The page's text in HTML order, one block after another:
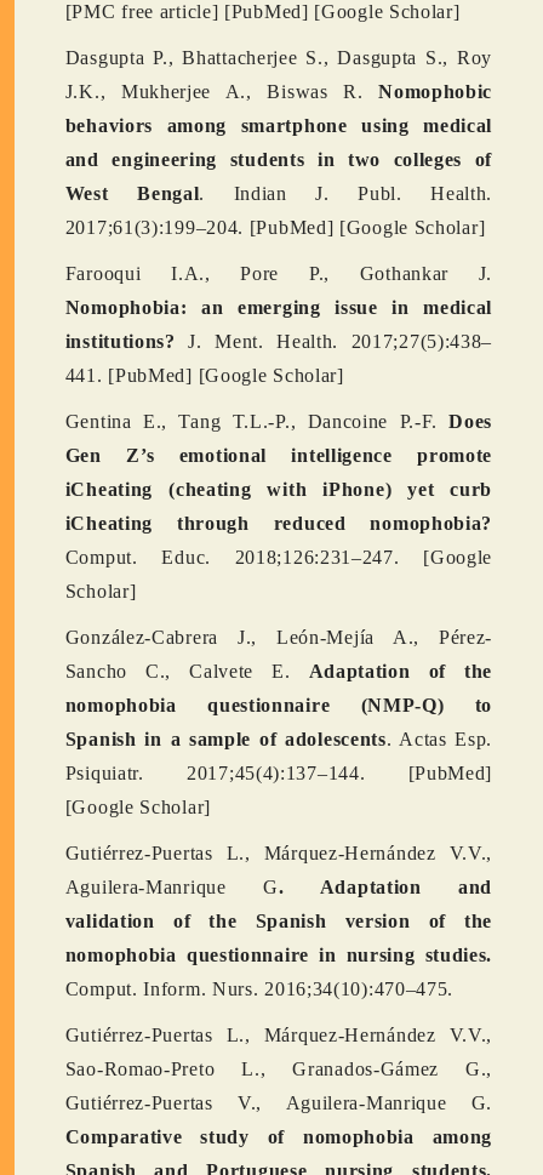
[PMC free article] [PubMed] [Google Scholar]
Dasgupta P., Bhattacherjee S., Dasgupta S., Roy
J.K., Mukherjee A., Biswas R.Nomophobic
behaviors among smartphone using medical
and engineering students in two colleges of
West Bengal. Indian J. Publ. Health.
2017;61(3):199–204. [PubMed] [Google Scholar]
Farooqui I.A., Pore P., Gothankar J.
Nomophobia: an emerging issue in medical
institutions?
J. Ment. Health. 2017;27(5):438–
441. [PubMed] [Google Scholar]
Gentina E., Tang T.L.-P., Dancoine P.-F.Does
Gen Z’s emotional intelligence promote
iCheating (cheating with iPhone) yet curb
iCheating through reduced nomophobia?
Comput. Educ. 2018;126:231–247. [Google
Scholar]
González-Cabrera J., León-Mejía A., Pérez-
Sancho C., Calvete E. Adaptation of the
nomophobia questionnaire (NMP-Q) to
Spanish in a sample of adolescents. Actas Esp.
Psiquiatr. 2017;45(4):137–144. [PubMed]
[Google Scholar]
Gutiérrez-Puertas L., Márquez-Hernández V.V.,
Aguilera-Manrique G. Adaptation and
validation of the Spanish version of the
nomophobia questionnaire in nursing studies.
Comput. Inform. Nurs. 2016;34(10):470–475.
Gutiérrez-Puertas L., Márquez-Hernández V.V.,
Sao-Romao-Preto L., Granados-Gámez G.,
Gutiérrez-Puertas V., Aguilera-Manrique G.
Comparative study of nomophobia among